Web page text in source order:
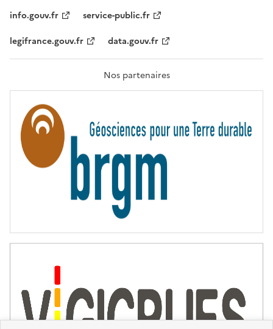
F
A
T
R
T
É
info.gouv.fr
service-public.fr
legifrance.gouv.fr
data.gouv.fr
Nos partenaires